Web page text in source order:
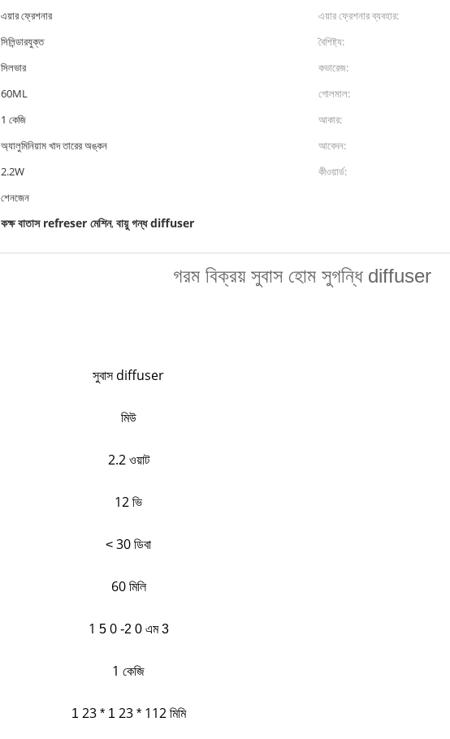
এয়ার ফ্রেশনার এয়ার ফ্রেশনার ব্যবহার:
সিলিন্ডারযুক্ত বৈশিষ্ট্য:
সিলভার কভারেজ:
60ML গোলমাল:
1 কেজি আকার:
অ্যালুমিনিয়াম খাদ তারের অঙ্কন আবেদন:
2.2W কীওয়ার্ড:
শেনজেন
কক্ষ বাতাস refreser মেশিন,বায়ু গন্ধ diffuser
গরম বিক্রয় সুবাস হোম সুগন্ধি diffuser
সুবাস diffuser
মিউ
2.2 ওয়াট
12 ভি
< 30 ডিবা
60 মিলি
1 5 0 -2 0 এম 3
1 কেজি
1 23 * 1 23 * 112 মিমি